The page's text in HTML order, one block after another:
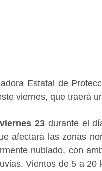
Estatal de
viernes, que traerá
23 durante el
afectará las zonas
nublado, con
Vientos de 5 a 20